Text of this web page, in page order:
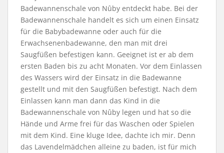
Badewannenschale von Nûby entdeckt habe. Bei der
Badewannenschale handelt es sich um einen Einsatz
für die Babybadewanne oder auch für die
Erwachsenenbadewanne, den man mit drei
Saugfüßen befestigen kann. Geeignet ist er ab dem
ersten Baden bis zu acht Monaten. Vor dem Einlassen
des Wassers wird der Einsatz in die Badewanne
gestellt und mit den Saugfüßen befestigt. Nach dem
Einlassen kann man dann das Kind in die
Badewannenschale von Nûby legen und hat so die
Hände und Arme frei für das Waschen oder Spielen
mit dem Kind. Eine kluge Idee, dachte ich mir. Denn
das Lavendelmädchen alleine zu baden, ist für mich